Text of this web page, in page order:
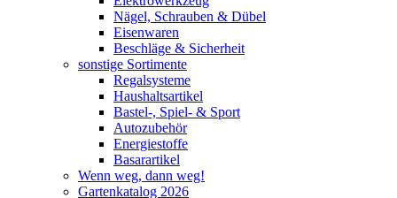
Nägel, Schrauben & Dübel
Eisenwaren
Beschläge & Sicherheit
sonstige Sortimente
Regalsysteme
Haushaltsartikel
Bastel-, Spiel- & Sport
Autozubehör
Energiestoffe
Basarartikel
Wenn weg, dann weg!
Gartenkatalog 2026